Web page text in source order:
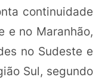
continuidade
e no Maranhão,
no Sudeste e
Sul, segundo